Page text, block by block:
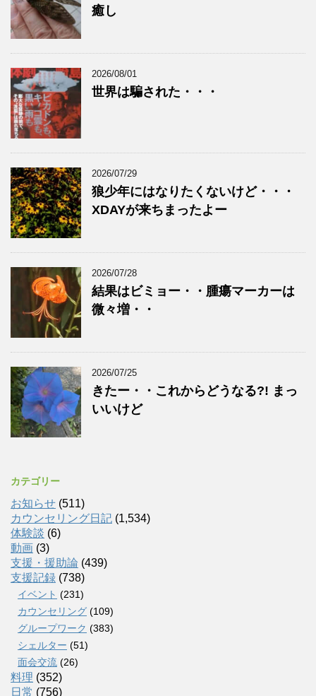
癒し
2026/08/01
世界は騙された・・・
2026/07/29
狼少年にはなりたくないけど・・・
XDAYが来ちまったよー
2026/07/28
結果はビミョー・・腫瘍マーカーは
微々増・・
2026/07/25
きたー・・これからどうなる?! まっ
いいけど
カテゴリー
お知らせ (511)
カウンセリング日記 (1,534)
体験談 (6)
動画 (3)
支援・援助論 (439)
支援記録 (738)
イベント (231)
カウンセリング (109)
グループワーク (383)
シェルター (51)
面会交流 (26)
料理 (352)
日常 (756)